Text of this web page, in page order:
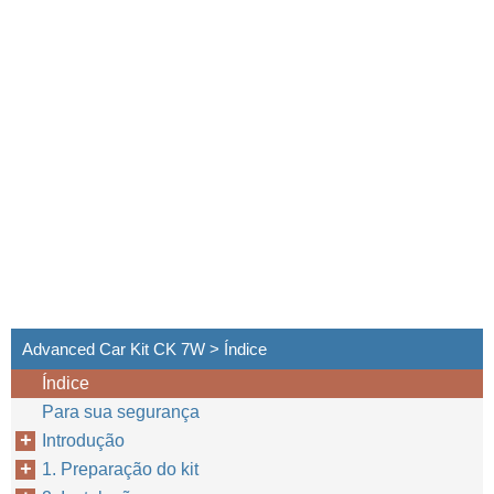
Advanced Car Kit CK 7W > Índice
Índice
Para sua segurança
Introdução
1. Preparação do kit